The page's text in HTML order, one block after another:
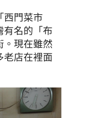
西門菜市
有名的「布
。現在雖然
老店在裡面